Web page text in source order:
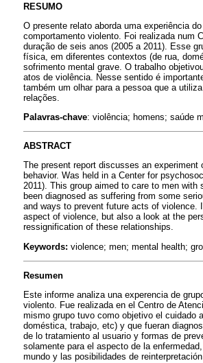
RESUMO
O presente relato aborda uma experiência
comportamento violento. Foi realizada num
duração de seis anos (2005 a 2011). Esse
física, em diferentes contextos (de rua,
sofrimento mental grave. O trabalho
atos de violência. Nesse sentido é
também um olhar para a pessoa que a
relações.
Palavras-chave: violência; homens; saúde
ABSTRACT
The present report discusses an
behavior. Was held in a Center for
2011). This group aimed to care to men
been diagnosed as suffering from some
and ways to prevent future acts of
aspect of violence, but also a look at the
ressignification of these relationships.
Keywords: violence; men; mental health;
Resumen
Este informe analiza una experencia de
violento. Fue realizada en el Centro de
mismo grupo tuvo como objetivo el
doméstica, trabajo, etc) y que fueran
de lo tratamiento al usuario y formas de
solamente para el aspecto de la
mundo y las posibilidades de